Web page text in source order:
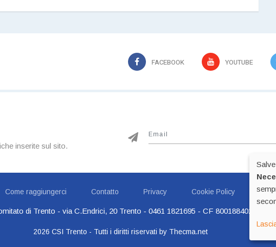
FACEBOOK YOUTUBE
inserite sul sito.
Come raggiungerci Contatto Privacy Cookie Policy
di Trento - via C.Endrici, 20 Trento - 0461 1821695 - CF 80018840225 -
2026 CSI Trento - Tutti i diritti riservati by Thecma.net